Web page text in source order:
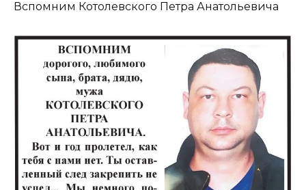
Вспомним Котолевского Петра Анатольевича